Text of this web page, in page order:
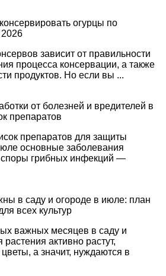
огурцы по
зависит от правильности
процесса консервации, а также
продуктов. Но если вы ...
от болезней и вредителей в
препаратов
препаратов для защиты
основные заболевания
грибных инфекций —
в саду и огороде в июле: план
всех культур
важных месяцев в саду и
активно растут,
а значит, нуждаются в